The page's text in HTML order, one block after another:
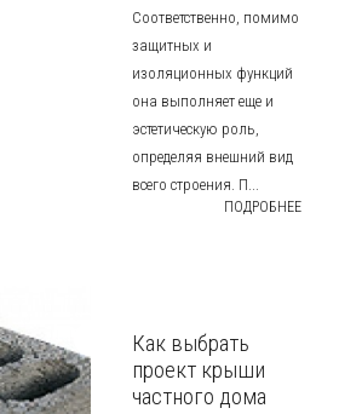
Соответственно, помимо
защитных и
изоляционных функций
она выполняет еще и
эстетическую роль,
определяя внешний вид
всего строения. П...
ПОДРОБНЕЕ
Как выбрать
проект крыши
частного дома